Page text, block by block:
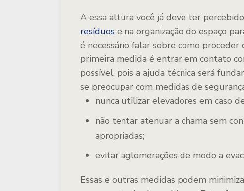
A essa altura você já deve ter
resíduos e na organização do espaço
é necessário falar sobre como
primeira medida é entrar em contato
possível, pois a ajuda técnica será
se preocupar com medidas de
nunca utilizar elevadores em caso
não tentar atenuar a chama sem
apropriadas;
evitar aglomerações de modo a
Essas e outras medidas podem